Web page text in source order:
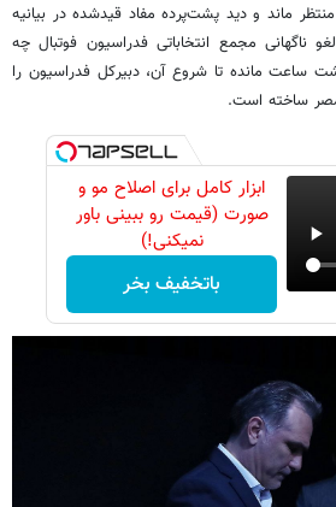
ماند و دید پشت‌پرده مفاد قیدشده در بیانیه
ناگهانی مجمع انتخاباتی فدراسیون فوتبال چه
ساعت مانده تا شروع آن، دبیرکل فدراسیون را
مصر ساخته است.
ابزار کامل برای اصلاح مو و
صورت (قیمت رو ببینی باور
نمیکنی!)
باتخفیف بخر